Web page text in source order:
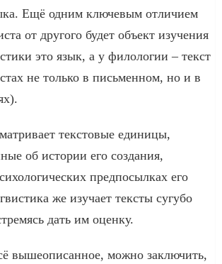
Ещё одним ключевым отличием
от другого будет объект изучения
это язык, а у филологии – текст
не только в письменном, но и в
текстовые единицы,
об истории его создания,
предпосылках его
же изучает тексты сугубо
дать им оценку.
вышеописанное, можно заключить,